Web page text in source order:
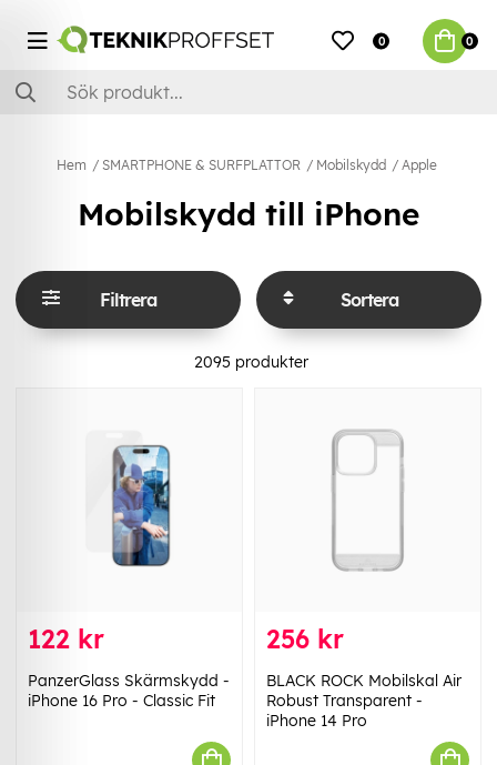
0 0
Hem SMARTPHONE & SURFPLATTOR Mobilskydd Apple
Mobilskydd till iPhone
Filtrera Sortera
2095 produkter
122 kr
PanzerGlass Skärmskydd -
iPhone 16 Pro - Classic Fit
256 kr
BLACK ROCK Mobilskal Air
Robust Transparent -
iPhone 14 Pro